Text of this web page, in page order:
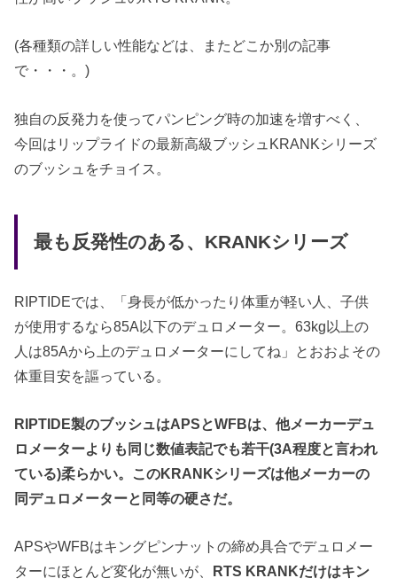
(各種類の詳しい性能などは、またどこか別の記事
で・・・。)
独自の反発力を使ってパンピング時の加速を増すべく、
今回はリップライドの最新高級ブッシュKRANKシリーズ
のブッシュをチョイス。
最も反発性のある、KRANKシリーズ
RIPTIDEでは、「身長が低かったり体重が軽い人、子供
が使用するなら85A以下のデュロメーター。63kg以上の
人は85Aから上のデュロメーターにしてね」とおおよその
体重目安を謳っている。
RIPTIDE製のブッシュはAPSとWFBは、他メーカーデュ
ロメーターよりも同じ数値表記でも若干(3A程度と言われ
ている)柔らかい。このKRANKシリーズは他メーカーの
同デュロメーターと同等の硬さだ。
APSやWFBはキングピンナットの締め具合でデュロメー
ターにほとんど変化が無いが、 RTS KRANKだけはキン